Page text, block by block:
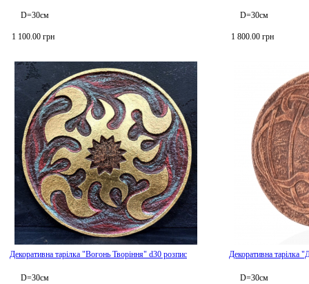
D=30см
1 100.00 грн
D=30см
1 800.00 грн
Декоративна тарілка "Вогонь Творіння" d30 розпис
D=30см
Декоративна тарілка
D=30см